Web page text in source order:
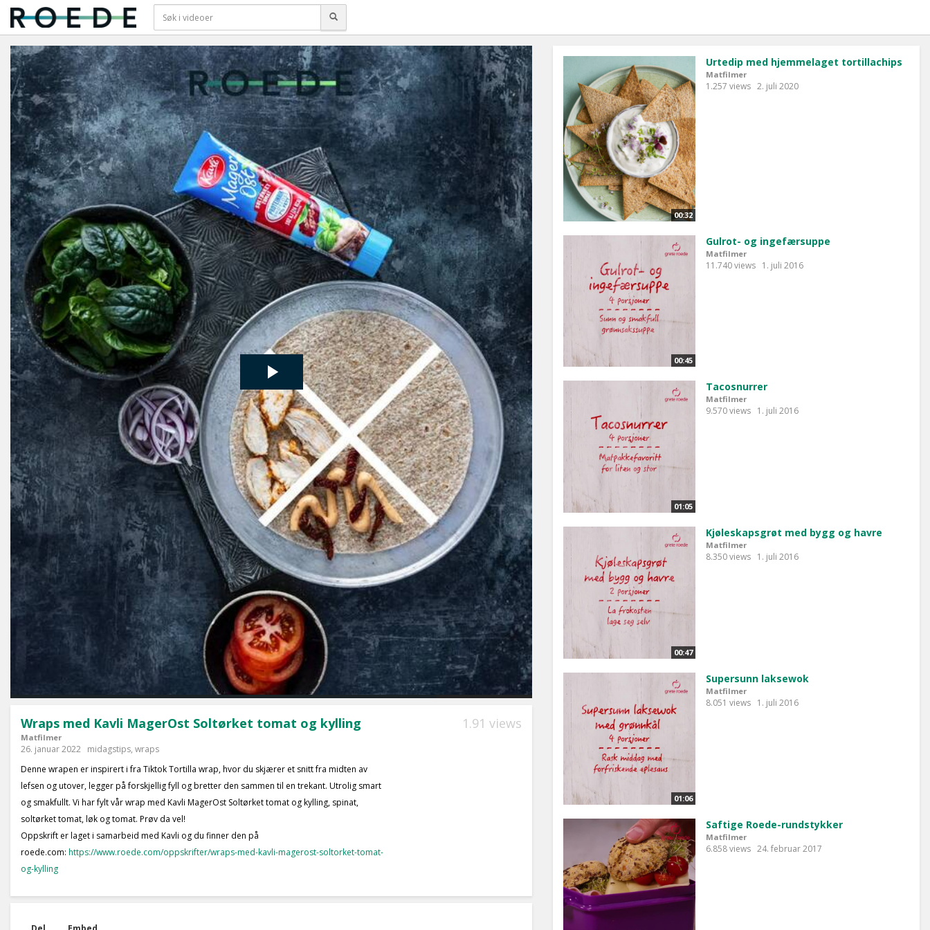
Wraps med Kavli MagerOst Soltørket tomat og kylling
Matfilmer
1.91 views
26. januar 2022 midagstips, wraps
Denne wrapen er inspirert i fra Tiktok Tortilla wrap, hvor du skjærer et snitt fra midten av
lefsen og utover, legger på forskjellig fyll og bretter den sammen til en trekant. Utrolig smart
og smakfullt. Vi har fylt vår wrap med Kavli MagerOst Soltørket tomat og kylling, spinat,
soltørket tomat, løk og tomat. Prøv da vel!
Oppskrift er laget i samarbeid med Kavli og du finner den på
roede.com: https://www.roede.com/oppskrifter/wraps-med-kavli-magerost-soltorket-tomat-
og-kylling
00:32
Urtedip med hjemmelaget tortillachips
Matfilmer
1.257 views 2. juli 2020
00:45
Gulrot- og ingefærsuppe
Matfilmer
11.740 views 1. juli 2016
01:05
Tacosnurrer
Matfilmer
9.570 views 1. juli 2016
00:47
Kjøleskapsgrøt med bygg og havre
Matfilmer
8.350 views 1. juli 2016
01:06
Supersunn laksewok
Matfilmer
8.051 views 1. juli 2016
Saftige Roede-rundstykker
Matfilmer
6.858 views 24. februar 2017